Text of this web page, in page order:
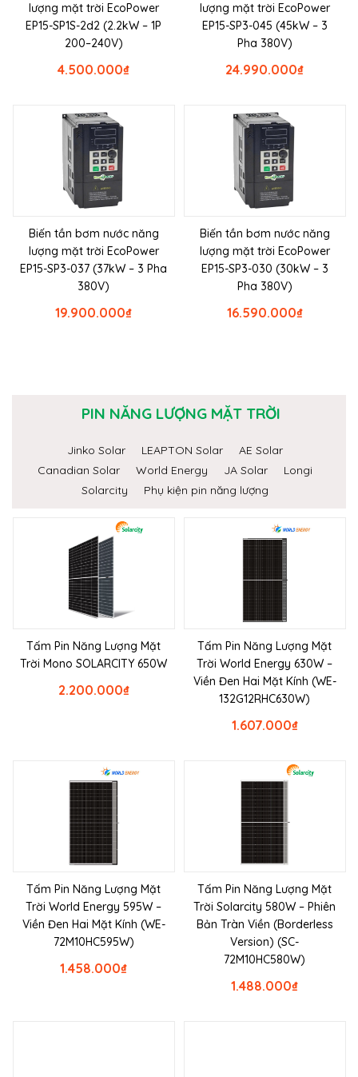
lượng mặt trời EcoPower
EP15-SP1S-2d2 (2.2kW – 1P
200–240V)
₫
4.500.000
lượng mặt trời EcoPower
EP15-SP3-045 (45kW – 3
Pha 380V)
₫
24.990.000
Biến tần bơm nước năng
lượng mặt trời EcoPower
EP15-SP3-037 (37kW – 3 Pha
380V)
₫
19.900.000
Biến tần bơm nước năng
lượng mặt trời EcoPower
EP15-SP3-030 (30kW – 3
Pha 380V)
₫
16.590.000
PIN NĂNG LƯỢNG MẶT TRỜI
Jinko Solar LEAPTON Solar
AE Solar
Canadian Solar
World Energy JA Solar
Longi
Solarcity
Phụ kiện pin năng lượng
Tấm Pin Năng Lượng Mặt
Trời Mono SOLARCITY 650W
₫
2.200.000
Tấm Pin Năng Lượng Mặt
Trời World Energy 630W –
Viền Đen Hai Mặt Kính (WE-
132G12RHC630W)
₫
1.607.000
Tấm Pin Năng Lượng Mặt
Trời World Energy 595W –
Viền Đen Hai Mặt Kính (WE-
72M10HC595W)
₫
1.458.000
Tấm Pin Năng Lượng Mặt
Trời Solarcity 580W – Phiên
Bản Tràn Viền (Borderless
Version) (SC-
72M10HC580W)
₫
1.488.000